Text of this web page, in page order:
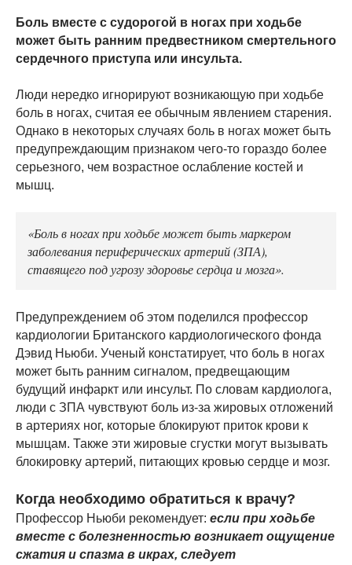
Боль вместе с судорогой в ногах при ходьбе
может быть ранним предвестником смертельного
сердечного приступа или инсульта.
Люди нередко игнорируют возникающую при ходьбе
боль в ногах, считая ее обычным явлением старения.
Однако в некоторых случаях боль в ногах может быть
предупреждающим признаком чего-то гораздо более
серьезного, чем возрастное ослабление костей и
мышц.
«Боль в ногах при ходьбе может быть маркером
заболевания периферических артерий (ЗПА),
ставящего под угрозу здоровье сердца и мозга».
Предупреждением об этом поделился профессор
кардиологии Британского кардиологического фонда
Дэвид Ньюби. Ученый констатирует, что боль в ногах
может быть ранним сигналом, предвещающим
будущий инфаркт или инсульт. По словам кардиолога,
люди с ЗПА чувствуют боль из-за жировых отложений
в артериях ног, которые блокируют приток крови к
мышцам. Также эти жировые сгустки могут вызывать
блокировку артерий, питающих кровью сердце и мозг.
Когда необходимо обратиться к врачу?
Профессор Ньюби рекомендует: если при ходьбе
вместе с болезненностью возникает ощущение
сжатия и спазма в икрах, следует